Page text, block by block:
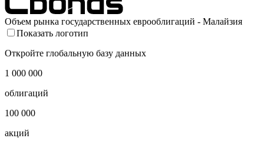
Объем рынка государственных еврооблигаций - Малайзия
Показать логотип
Откройте глобальную базу данных
1 000 000
облигаций
100 000
акций